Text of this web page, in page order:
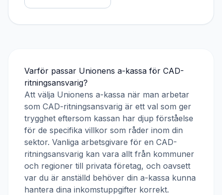
Varför passar Unionens a-kassa för CAD-
ritningsansvarig?
Att välja Unionens a-kassa när man arbetar
som CAD-ritningsansvarig är ett val som ger
trygghet eftersom kassan har djup förståelse
för de specifika villkor som råder inom din
sektor. Vanliga arbetsgivare för en CAD-
ritningsansvarig kan vara allt från kommuner
och regioner till privata företag, och oavsett
var du är anställd behöver din a-kassa kunna
hantera dina inkomstuppgifter korrekt.